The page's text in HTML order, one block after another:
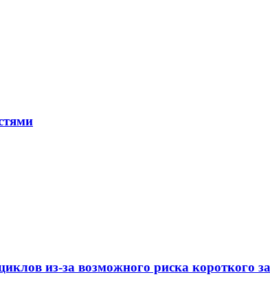
из-за возможного риска короткого